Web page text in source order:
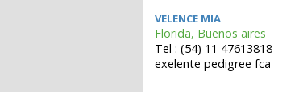
VELENCE MIA
Florida, Buenos aires
Tel : (54) 11 47613818
exelente pedigree fca